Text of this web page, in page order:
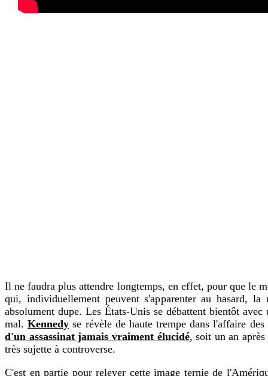
Il ne faudra plus attendre longtemps, en effet, pour que le
qui, individuellement peuvent s'apparenter au hasard,
absolument dupe. Les États-Unis se débattent bientôt
mal.Kennedy se révèle de haute trempe dans l'affaire
d'un assassinat jamais vraiment élucidé, soit un an
très sujette à controverse.
C'est en partie pour relever cette image ternie de